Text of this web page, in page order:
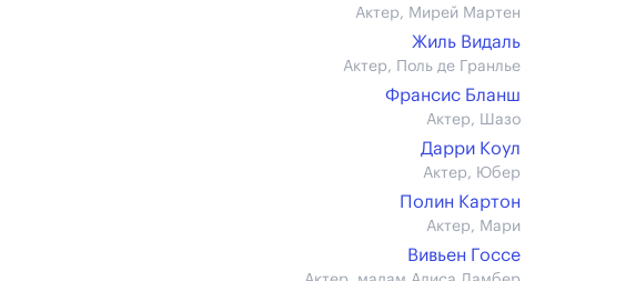
Актер, Мирей Мартен
Жиль Видаль
Актер, Поль де Гранлье
Франсис Бланш
Актер, Шазо
Дарри Коул
Актер, Юбер
Полин Картон
Актер, Мари
Вивьен Госсе